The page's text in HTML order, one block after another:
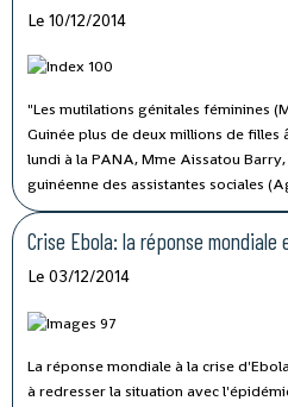
Le 10/12/2014
"Les mutilations génitales féminines
Guinée plus de deux millions de filles
lundi à la PANA, Mme Aissatou
guinéenne des assistantes sociales
Crise Ebola: la réponse mondiale
Le 03/12/2014
La réponse mondiale à la crise
à redresser la situation avec